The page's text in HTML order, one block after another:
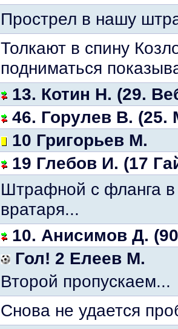
Прострел в нашу
Толкают в спину
подниматься
13. Котин Н. (29.
46. Горулев В. (25.
10 Григорьев М.
19 Глебов И. (17
Штрафной с фланга в
вратаря...
10. Анисимов Д.
Гол! 2 Елеев М.
Второй пропускаем...
Снова не удается